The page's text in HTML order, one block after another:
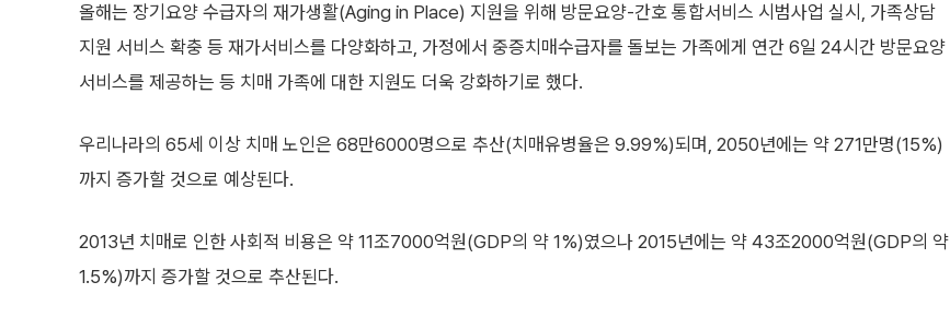
올해는 장기요양 수급자의 재가생활(Aging in Place) 지원을 위해 방문요양-간호 통합서비스 시범사업 실시, 가족상담
지원 서비스 확충 등 재가서비스를 다양화하고, 가정에서 중증치매수급자를 돌보는 가족에게 연간 6일 24시간 방문요양
서비스를 제공하는 등 치매 가족에 대한 지원도 더욱 강화하기로 했다.
우리나라의 65세 이상 치매 노인은 68만6000명으로 추산(치매유병율은 9.99%)되며, 2050년에는 약 271만명(15%)
까지 증가할 것으로 예상된다.
2013년 치매로 인한 사회적 비용은 약 11조7000억원(GDP의 약 1%)였으나 2015년에는 약 43조2000억원(GDP의 약
1.5%)까지 증가할 것으로 추산된다.